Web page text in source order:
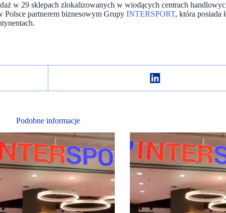
w 29 sklepach zlokalizowanych w wiodących centrach
Polsce partnerem biznesowym Grupy INTERSPORT, która posiada
Podobne informacje